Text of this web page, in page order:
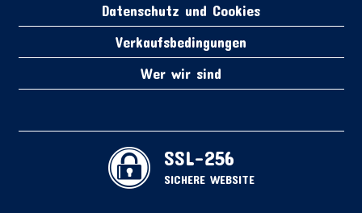
Datenschutz und Cookies
Verkaufsbedingungen
Wer wir sind
SSL-256
SICHERE WEBSITE